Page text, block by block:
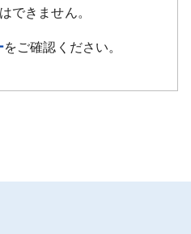
きません。
をご確認ください。